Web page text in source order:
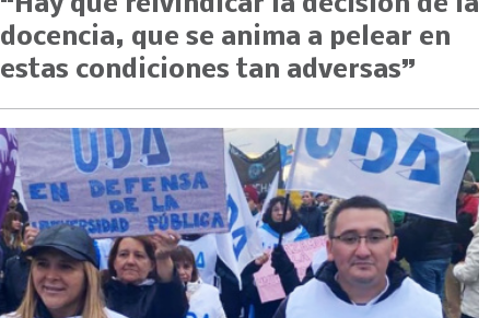
docencia, que se anima a pelear en
estas condiciones tan adversas”